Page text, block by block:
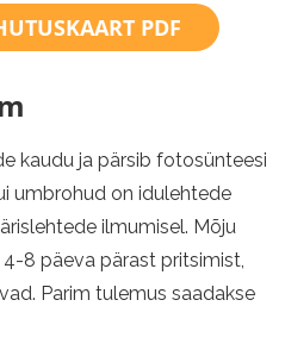
PDF
kaudu ja pärsib fotosünteesi
umbrohud on idulehtede
ilmumisel. Mõju
8 päeva pärast pritsimist,
Parim tulemus saadakse